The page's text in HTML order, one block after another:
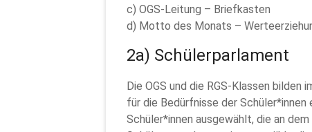
c) OGS-Leitung – Briefkasten
d) Motto des Monats –
2a) Schülerparlament
Die OGS und die RGS-Klassen
für die Bedürfnisse der Schüler*innen
Schüler*innen ausgewählt, die an